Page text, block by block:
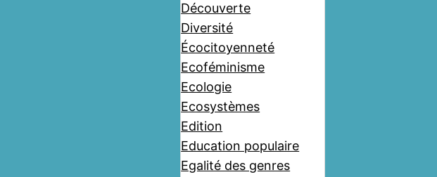
Découverte
Diversité
Écocitoyenneté
Ecoféminisme
Ecologie
Ecosystèmes
Edition
Education populaire
Egalité des genres